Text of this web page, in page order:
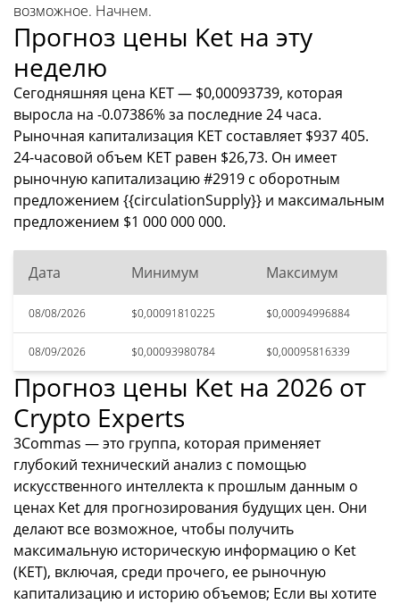
возможное. Начнем.
Прогноз цены Ket на эту
неделю
Сегодняшняя цена KET — $0,00093739, которая
выросла на -0.07386% за последние 24 часа.
Рыночная капитализация KET составляет $937 405.
24-часовой объем KET равен $26,73. Он имеет
рыночную капитализацию #2919 с оборотным
предложением {{circulationSupply}} и максимальным
предложением $1 000 000 000.
Дата Минимум Максимум
08/08/2026 $0,00091810225 $0,00094996884
08/09/2026 $0,00093980784 $0,00095816339
Прогноз цены Ket на 2026 от
Crypto Experts
3Commas — это группа, которая применяет
глубокий технический анализ с помощью
искусственного интеллекта к прошлым данным о
ценах Ket для прогнозирования будущих цен. Они
делают все возможное, чтобы получить
максимальную историческую информацию о Ket
(KET), включая, среди прочего, ее рыночную
капитализацию и историю объемов; Если вы хотите